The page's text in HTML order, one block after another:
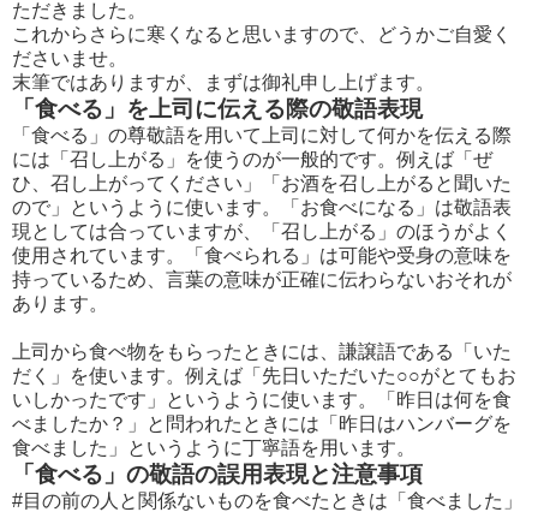
ただきました。
これからさらに寒くなると思いますので、どうかご自愛く
ださいませ。
末筆ではありますが、まずは御礼申し上げます。
「食べる」を上司に伝える際の敬語表現
「食べる」の尊敬語を用いて上司に対して何かを伝える際
には「召し上がる」を使うのが一般的です。例えば「ぜ
ひ、召し上がってください」「お酒を召し上がると聞いた
ので」というように使います。「お食べになる」は敬語表
現としては合っていますが、「召し上がる」のほうがよく
使用されています。「食べられる」は可能や受身の意味を
持っているため、言葉の意味が正確に伝わらないおそれが
あります。
上司から食べ物をもらったときには、謙譲語である「いた
だく」を使います。例えば「先日いただいた○○がとてもお
いしかったです」というように使います。「昨日は何を食
べましたか？」と問われたときには「昨日はハンバーグを
食べました」というように丁寧語を用います。
「食べる」の敬語の誤用表現と注意事項
#目の前の人と関係ないものを食べたときは「食べました」